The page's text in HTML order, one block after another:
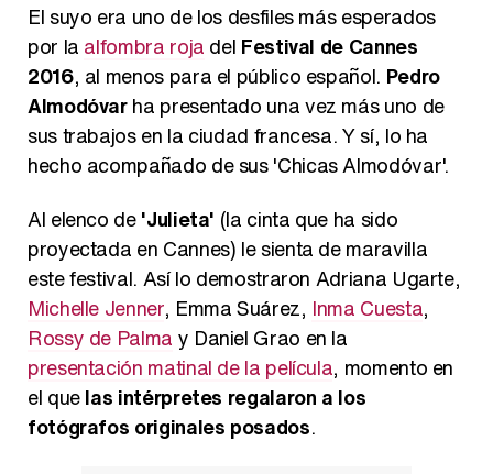
El suyo era uno de los desfiles más esperados
por la alfombra roja del Festival de Cannes
2016, al menos para el público español. Pedro
Almodóvarha presentado una vez más uno de
sus trabajos en la ciudad francesa. Y sí, lo ha
hecho acompañado de sus 'Chicas Almodóvar'.
Al elenco de'Julieta' (la cinta que ha sido
proyectada en Cannes) le sienta de maravilla
este festival. Así lo demostraron Adriana Ugarte,
Michelle Jenner, Emma Suárez, Inma Cuesta,
Rossy de Palma y Daniel Grao en la
presentación matinal de la película, momento en
el quelas intérpretes regalaron a los
fotógrafos originales posados.